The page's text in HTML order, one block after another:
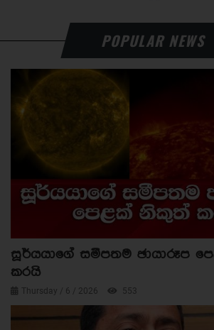
POPULAR NEWS
සූර්යයාගේ සමීපතම ඡායාරූප
කරයි
Thursday / 6 / 2026 553